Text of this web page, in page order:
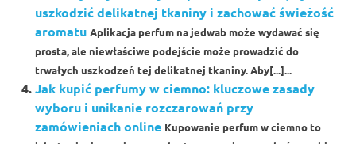
uszkodzić delikatnej tkaniny i zachować świeżość
aromatu Aplikacja perfum na jedwab może wydawać się
prosta, ale niewłaściwe podejście może prowadzić do
trwałych uszkodzeń tej delikatnej tkaniny. Aby[...]...
Jak kupić perfumy w ciemno: kluczowe zasady
wyboru i unikanie rozczarowań przy
zamówieniach online Kupowanie perfum w ciemno to